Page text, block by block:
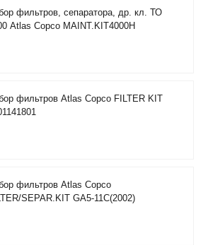
фильтров, сепаратора, др. кл. ТО
Atlas Copco MAINT.KIT4000H
фильтров Atlas Copco FILTER KIT
фильтров Atlas Copco
SEPAR.KIT GA5-11C(2002)